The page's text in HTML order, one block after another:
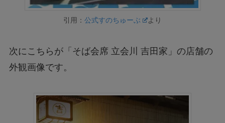
引用： 公式すのちゅーぶ より
次にこちらが「そば会席 立会川 吉田家」の店舗の
外観画像です。